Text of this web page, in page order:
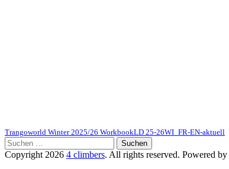
Trangoworld Winter 2025/26 WorkbookLD 25-26WI_FR-EN-aktuell
Suchen
nach:
Copyright 2026 4 climbers. All rights reserved. Powered by